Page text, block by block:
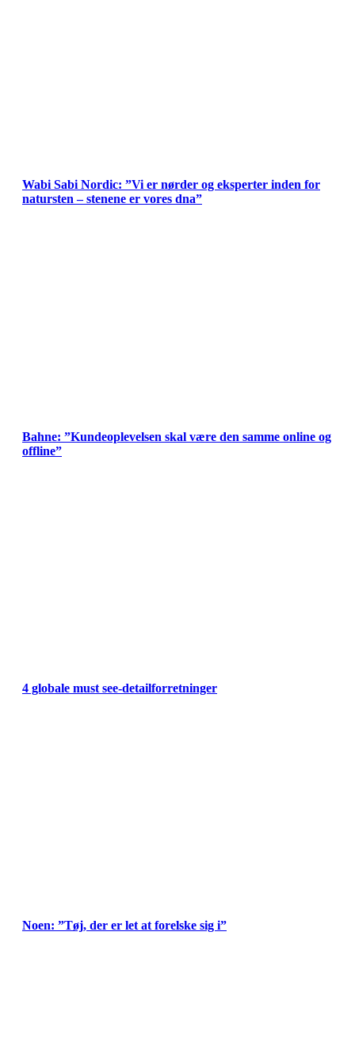
Wabi Sabi Nordic: ”Vi er nørder og eksperter inden for
natursten – stenene er vores dna”
Bahne: ”Kundeoplevelsen skal være den samme online og
offline”
4 globale must see-detailforretninger
Noen: ”Tøj, der er let at forelske sig i”